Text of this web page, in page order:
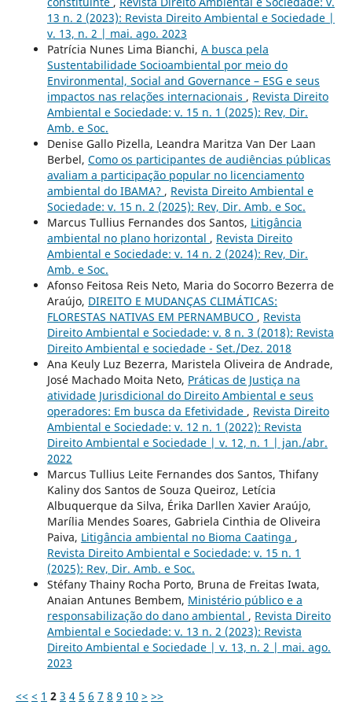
13 n. 2 (2023): Revista Direito Ambiental e Sociedade |
v. 13, n. 2 | mai. ago. 2023
Patrícia Nunes Lima Bianchi, A busca pela
Sustentabilidade Socioambiental por meio do
Environmental, Social and Governance – ESG e seus
impactos nas relações internacionais , Revista Direito
Ambiental e Sociedade: v. 15 n. 1 (2025): Rev, Dir.
Amb. e Soc.
Denise Gallo Pizella, Leandra Maritza Van Der Laan
Berbel, Como os participantes de audiências públicas
avaliam a participação popular no licenciamento
ambiental do IBAMA? , Revista Direito Ambiental e
Sociedade: v. 15 n. 2 (2025): Rev, Dir. Amb. e Soc.
Marcus Tullius Fernandes dos Santos, Litigância
ambiental no plano horizontal , Revista Direito
Ambiental e Sociedade: v. 14 n. 2 (2024): Rev, Dir.
Amb. e Soc.
Afonso Feitosa Reis Neto, Maria do Socorro Bezerra de
Araújo, DIREITO E MUDANÇAS CLIMÁTICAS:
FLORESTAS NATIVAS EM PERNAMBUCO , Revista
Direito Ambiental e Sociedade: v. 8 n. 3 (2018): Revista
Direito Ambiental e sociedade - Set./Dez. 2018
Ana Keuly Luz Bezerra, Maristela Oliveira de Andrade,
José Machado Moita Neto, Práticas de Justiça na
atividade Jurisdicional do Direito Ambiental e seus
operadores: Em busca da Efetividade , Revista Direito
Ambiental e Sociedade: v. 12 n. 1 (2022): Revista
Direito Ambiental e Sociedade | v. 12, n. 1 | jan./abr.
2022
Marcus Tullius Leite Fernandes dos Santos, Thifany
Kaliny dos Santos de Souza Queiroz, Letícia
Albuquerque da Silva, Érika Darllen Xavier Araújo,
Marília Mendes Soares, Gabriela Cinthia de Oliveira
Paiva, Litigância ambiental no Bioma Caatinga ,
Revista Direito Ambiental e Sociedade: v. 15 n. 1
(2025): Rev, Dir. Amb. e Soc.
Stéfany Thainy Rocha Porto, Bruna de Freitas Iwata,
Anaian Antunes Bembem, Ministério público e a
responsabilização do dano ambiental , Revista Direito
Ambiental e Sociedade: v. 13 n. 2 (2023): Revista
Direito Ambiental e Sociedade | v. 13, n. 2 | mai. ago.
2023
<< < 1 2 3 4 5 6 7 8 9 10 > >>